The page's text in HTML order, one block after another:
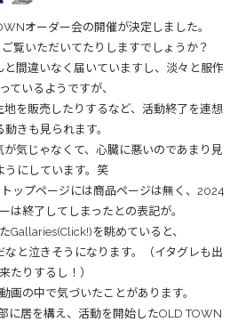
オーダー会の開催が決定しました。
覧いただいてたりしますでしょうか？
間違いなく届いていますし、淡々と服作
ているようですが、
を販売したりするなど、活動終了を連想
動きも見られます。
気じゃなくて、心臓に悪いのであまり見
うにしています。笑
ップページには商品ページは無く、2024
は終了してしまったとの表記が。
Gallaries(Click!) を眺めていると、
と泣きそうになります。（イタグレも出
たりするし！）
画の中で気づいたことがあります。
に居を構え、活動を開始したOLD TOWN